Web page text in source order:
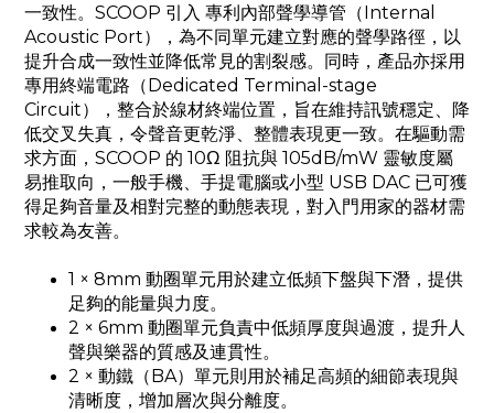
一致性。SCOOP 引入 專利內部聲學導管（Internal
Acoustic Port），為不同單元建立對應的聲學路徑，以
提升合成一致性並降低常見的割裂感。同時，產品亦採用
專用終端電路（Dedicated Terminal-stage
Circuit），整合於線材終端位置，旨在維持訊號穩定、降
低交叉失真，令聲音更乾淨、整體表現更一致。在驅動需
求方面，SCOOP 的 10Ω 阻抗與 105dB/mW 靈敏度屬
易推取向，一般手機、手提電腦或小型 USB DAC 已可獲
得足夠音量及相對完整的動態表現，對入門用家的器材需
求較為友善。
1 × 8mm 動圈單元用於建立低頻下盤與下潛，提供
足夠的能量與力度。
2 × 6mm 動圈單元負責中低頻厚度與過渡，提升人
聲與樂器的質感及連貫性。
2 × 動鐵（BA）單元則用於補足高頻的細節表現與
清晰度，增加層次與分離度。